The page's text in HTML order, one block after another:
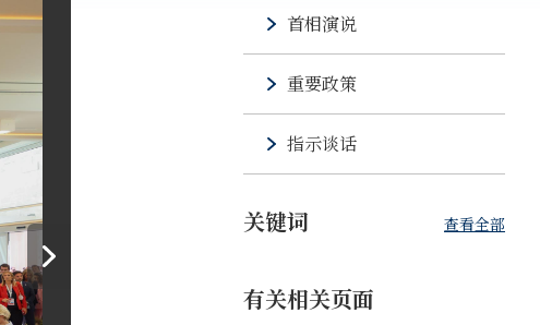
首相演说
重要政策
指示谈话
关键词 查看全部
有关相关页面